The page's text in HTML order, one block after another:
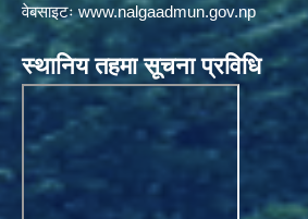
वेबसाइटःwww.nalgaadmun.gov.np
स्थानिय तहमा सूचना प्रविधि